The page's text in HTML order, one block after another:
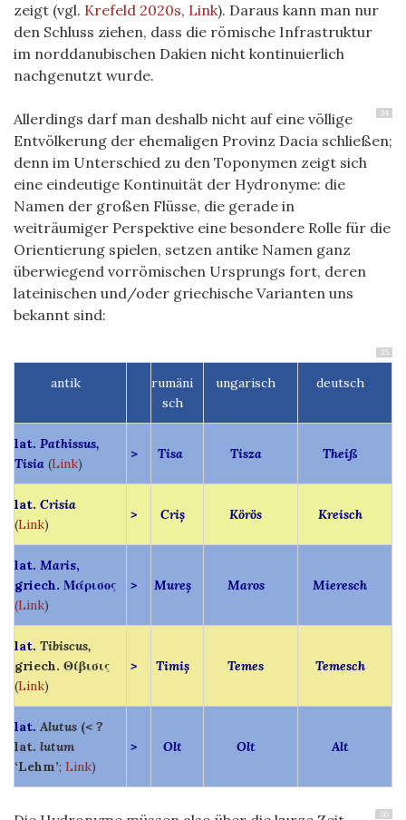
zeigt (vgl. Krefeld 2020s, Link). Daraus kann man nur
den Schluss ziehen, dass die römische Infrastruktur
im norddanubischen Dakien nicht kontinuierlich
nachgenutzt wurde.
34
Allerdings darf man deshalb nicht auf eine völlige
Entvölkerung der ehemaligen Provinz Dacia schließen;
denn im Unterschied zu den Toponymen zeigt sich
eine eindeutige Kontinuität der Hydronyme: die
Namen der großen Flüsse, die gerade in
weiträumiger Perspektive eine besondere Rolle für die
Orientierung spielen, setzen antike Namen ganz
überwiegend vorrömischen Ursprungs fort, deren
lateinischen und/oder griechische Varianten uns
bekannt sind:
35
antik
rumäni
sch
ungarisch deutsch
lat. Pathissus,
Tisia (Link)
> Tisa Tisza Theiß
lat. Crisia
(Link)
> Criș Körös Kreisch
lat. Maris,
griech. Μάρισος
(Link)
> Mureș Maros Mieresch
lat. Tibiscus,
griech. Θίβισις
(Link)
> Timiș Temes Temesch
lat. Alutus (< ?
lat. lutum
‘Lehm’; Link)
> Olt Olt Alt
36